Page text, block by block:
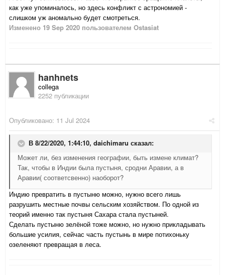
как уже упоминалось, но здесь конфликт с астрономией -
слишком уж аномально будет смотреться.
Изменено 19 Sep 2020 пользователем Ostasiat
hanhnets
collega
2252 публикации
Опубликовано: 11 Jul 2024
В 8/22/2020, 1:44:10, daichimaru сказал:
Может ли, без изменения географии, быть измене климат?
Так, чтобы в Индии была пустыня, сродни Аравии, а в
Аравии( соответсвенно) наоборот?
Индию превратить в пустыню можно, нужно всего лишь
разрушить местные почвы сельским хозяйством. По одной из
теорий именно так пустыня Сахара стала пустыней.
Сделать пустыню зелёной тоже можно, но нужно прикладывать
большие усилия, сейчас часть пустынь в мире потихоньку
озеленяют превращая в леса.